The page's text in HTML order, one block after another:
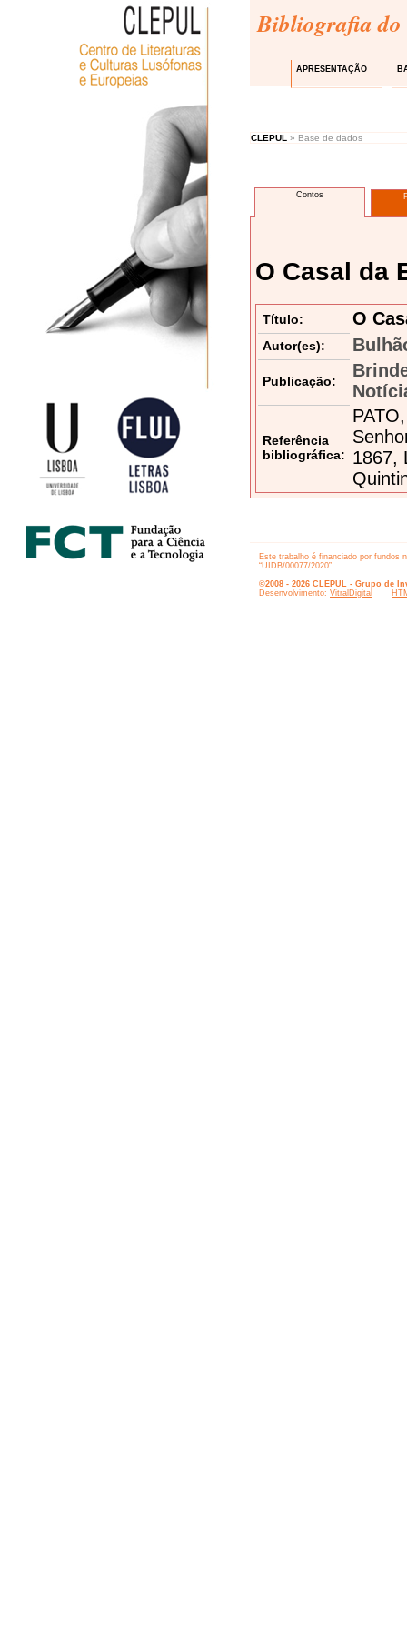
Bibliografia do
APRESENTAÇÃO
CLEPUL » Base de dados
Contos
O Casal da
Título: O
Autor(es):
Publicação:
Referência
bibliográfica:
1867,
Este trabalho é financiado por fundos
“UIDB/00077/2020”
©2008 - 2026 CLEPUL - Grupo de
Desenvolvimento: VitralDigital